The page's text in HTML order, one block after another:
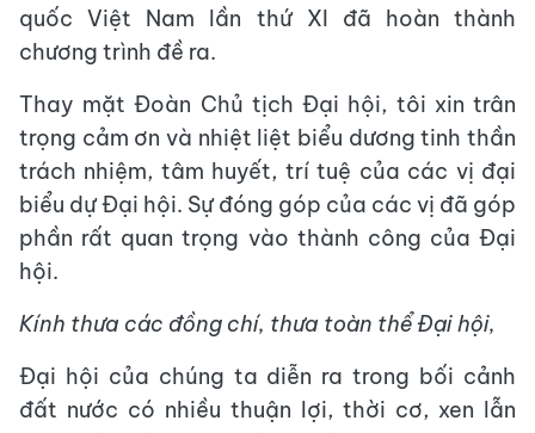
quốc Việt Nam lần thứ XI đã hoàn thành
chương trình đề ra.
Thay mặt Đoàn Chủ tịch Đại hội, tôi xin trân
trọng cảm ơn và nhiệt liệt biểu dương tinh thần
trách nhiệm, tâm huyết, trí tuệ của các vị đại
biểu dự Đại hội. Sự đóng góp của các vị đã góp
phần rất quan trọng vào thành công của Đại
hội.
Kính thưa các đồng chí, thưa toàn thể Đại hội,
Đại hội của chúng ta diễn ra trong bối cảnh
đất nước có nhiều thuận lợi, thời cơ, xen lẫn